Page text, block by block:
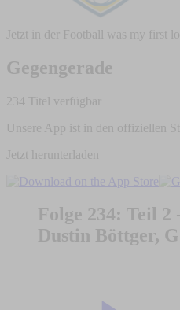
Jetzt in der Football was my first
Gegengerade
234 Titel verfügbar
Unsere App ist in den offiziellen
Jetzt herunterladen
Folge 234: Teil 2
Dustin Böttger,